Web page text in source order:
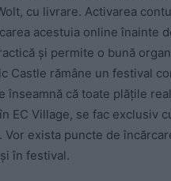
cu livrare. Activarea
acestuia online înainte
și permite o bună
Castle rămâne un festival
înseamnă că toate plățile
EC Village, se fac exclusiv
Vor exista puncte de
în festival.